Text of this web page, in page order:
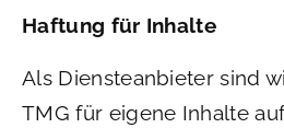
Haftung für Inhalte
Als Diensteanbieter sind
TMG für eigene Inhalte